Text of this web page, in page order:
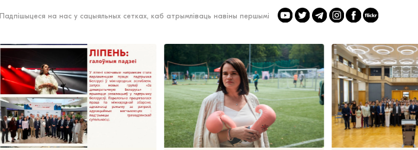
Падпішыцеся на нас у сацыяльных сетках, каб атрымліваць навіны першымі